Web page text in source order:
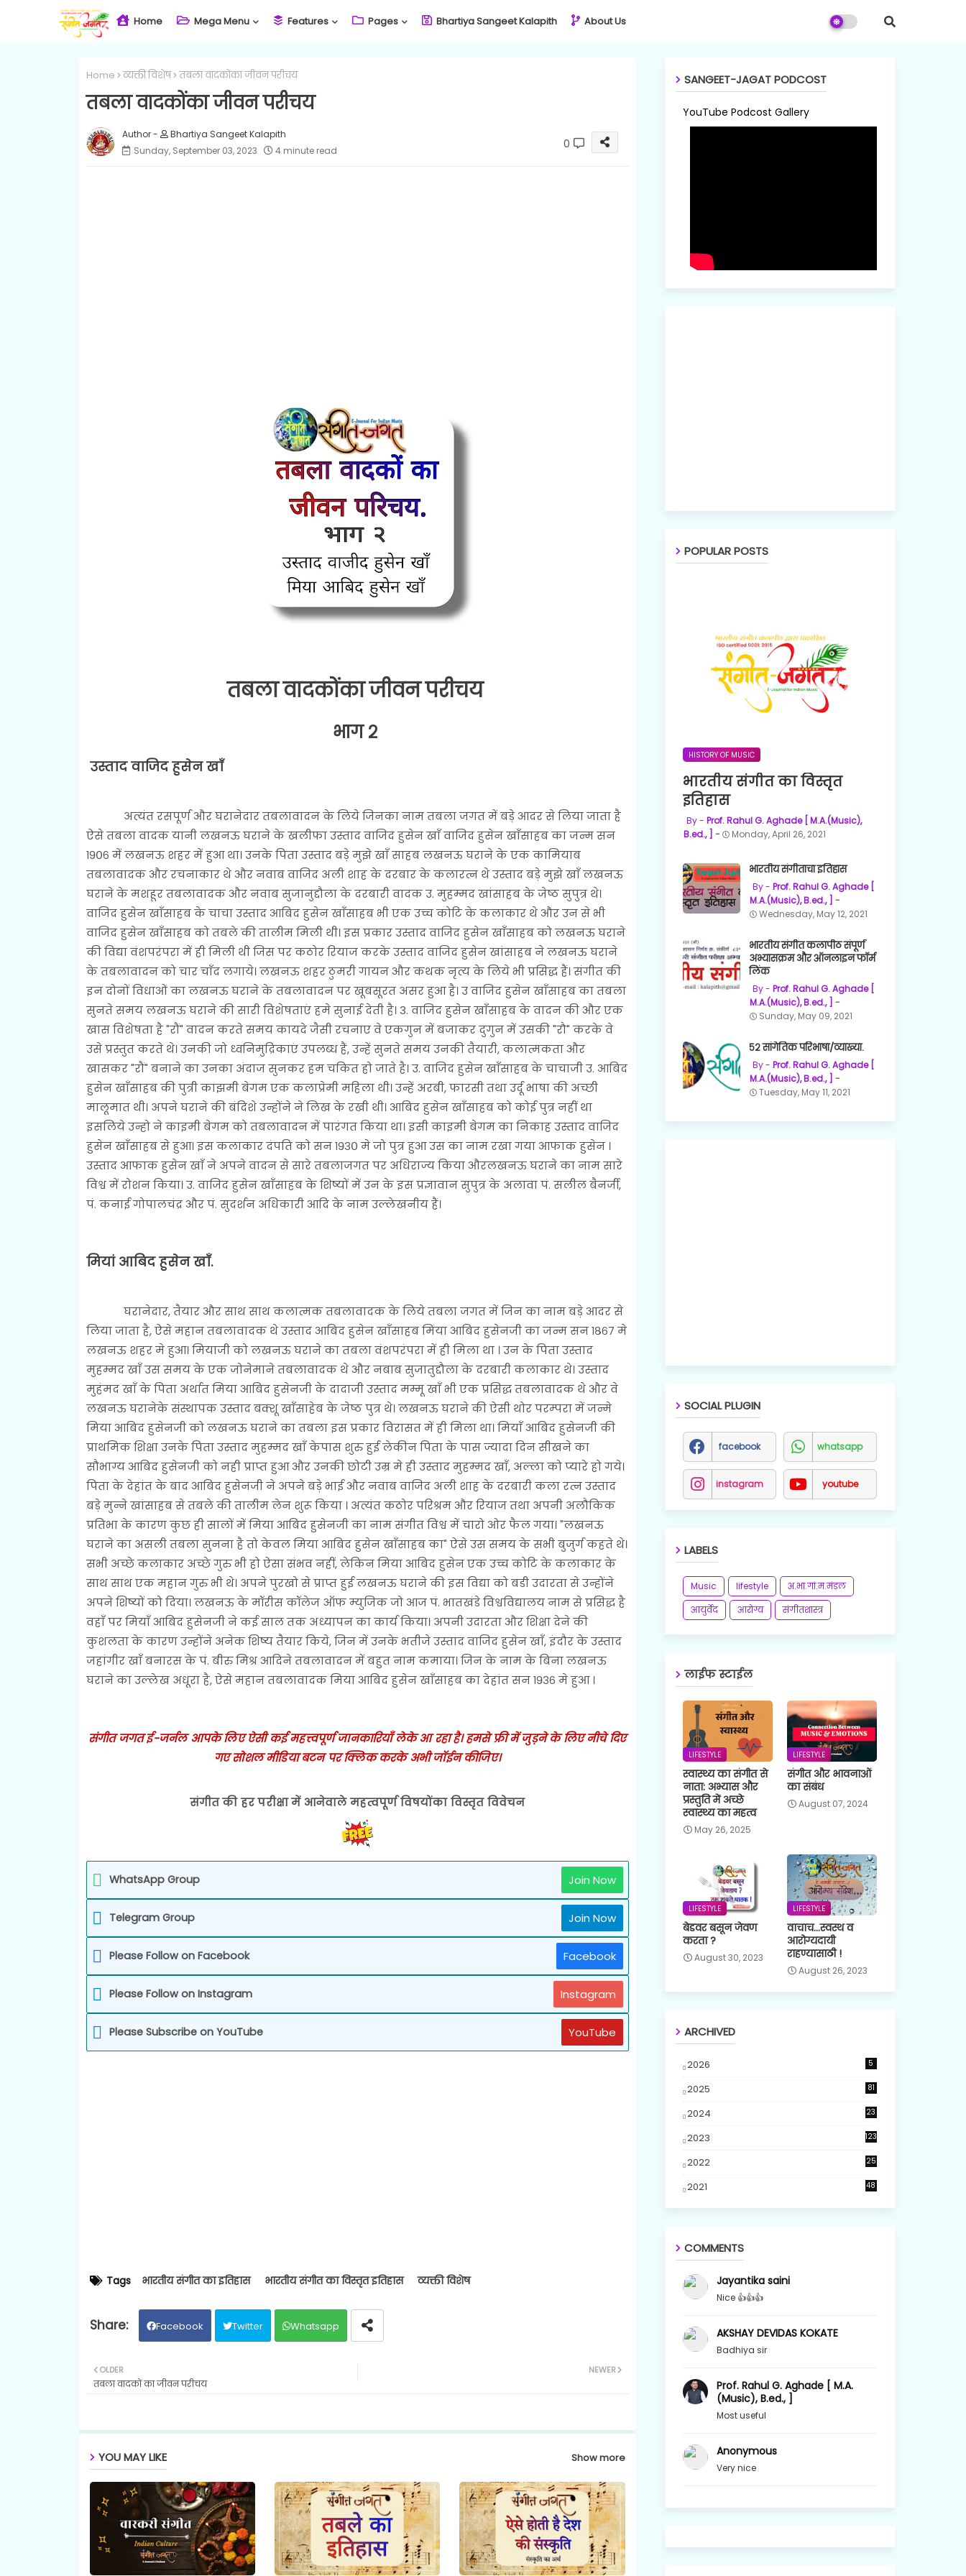
Home Mega Menu Features Pages Bhartiya Sangeet Kalapith About Us
Home व्यक्ती विशेष तबला वादकोंका जीवन परीचय
तबला वादकोंका जीवन परीचय
Bhartiya Sangeet Kalapith
Sunday, September 03, 2023
4 minute read 0
तबला वादकोंका जीवन परीचय
भाग २
उस्ताद वाजिद हुसेन खाँ
अत्यंत रसपूर्ण और घरानेदार तबलावादन के लिये जिनका नाम तबला जगत में बड़े आदर से लिया जाता है
ऐसे तबला वादक यानी लखनऊ घराने के खलीफा उस्ताद वाजिद हुसेन खाँ वाजिद हुसेन खाँसाहब का जन्म सन
१९०६ में लखनऊ शहर में हुआ था। उनके पिता उस्ताद बड़े मुझे खाँ साहब लखनऊ घराने के एक कामियाब
तबलावादक और रचनाकार थे और नवाब वाजिद अली शाह के दरबार के कलारत्न थे उस्ताद बड़े मुझे खाँ लखनऊ
घराने के मशहूर तबलावादक और नवाब सुजानुद्दौला के दरबारी वादक उ. मुहम्मद खांसाहब के जेष्ठ सुपुत्र थे।
वाजिद हुसेन खाँसाहब के चाचा उस्ताद आबिद हुसेन खाँसाहब भी एक उच्च कोटि के कलाकार थे और उन से भी
वाजिद हुसेन खाँसाहब को तबले की तालीम मिली थी। इस प्रकार उस्ताद वाजिद हुसेन खाँसाहब को लखनऊ घराने
की विद्या वंशपरंपरा में ही मिली थी जिस पर कठोर रियाज करके उस्ताद वाजिद हुसेन खांसाहब ने लखनऊ घराने
के तबलावादन को चार चाँद लगाये। लखनऊ शहर ठुमरी गायन और कथक नृत्य के लिये भी प्रसिद्ध हैं। संगीत की
इन दोनों विधाओं का लखनऊ घराने के तबलावादन पर खूबसूरत असर हुआ है। उ वाजिद हुसेन खाँसाहब का तबला
सुनते समय लखनऊ घराने की सारी विशेषताएं हमे सुनाई देती है। 3. वाजिद हुसेन खाँसाहब के वादन की और एक
खास विशेषता है "रौं" वादन करते समय कायदे जैसी रचनाए वे एकगुन में बजाकर दुगुन में उसकी "रौ" करके वे
उसे प्रस्तुत करते थे। उनकी जो ध्वनिमुद्रिकाएं उपलब्ध हैं, उन्हें सुनते समय उनकी तैयारी, कलात्मकता और
खासकर "रौं" बनाने का उनका अंदाज सुनकर हम चकित हो जाते है। उ. वाजिद हुसेन खाँसाहब के चाचाजी उ. आबिद
हुसेन खाँसाहब की पुत्री काझमी बेगम एक कलाप्रेमी महिला थी। उन्हें अरबी, फारसी तथा उर्दू भाषा की अच्छी
मालूमात थी। अपने घराने की बंदिशे उन्होंने ने लिख के रखी थी। आबिद हुसेन खाँसाहब को कोई पुत्र नहीं था
इसलिये उन्हो ने काइमी बेगम को तबलावादन में पारंगत किया था। इसी काइमी बेगम का निकाह उस्ताद वाजिद
हुसेन खाँसाहब से हुआ। इस कलाकार दंपति को सन १९३० मे जो पुत्र हुआ उस का नाम रखा गया आफाक हुसेन ।
उस्ताद आफाक हुसेन खाँ ने अपने वादन से सारे तबलाजगत पर अधिराज्य किया औरलखनऊ घराने का नाम सारे
विश्व में रोशन किया। उ. वाजिद हुसेन खाँसाहब के शिष्यों में उन के इस प्रज्ञावान सुपुत्र के अलावा पं. सलील बैनर्जी,
पं. कनाई गोपालचंद्र और पं. सुदर्शन अधिकारी आदि के नाम उल्लेखनीय हैं।
मियां आबिद हुसेन खाँ.
घरानेदार, तैयार और साथ साथ कलात्मक तबलावादक के लिये तबला जगत में जिन का नाम बड़े आदर से
लिया जाता है, ऐसे महान तबलावादक थे उस्ताद आबिद हुसेन खाँसाहब मिंया आबिद हुसेनजी का जन्म सन १८६७ मे
लखनऊ शहर मे हुआ। मियाजी को लखनऊ घराने का तबला वंशपरंपरा में ही मिला था । उन के पिता उस्ताद
मुहम्मद खाँ उस समय के एक जोनेमाने तबलावादक थे और नबाब सुजातुद्दौला के दरबारी कलाकार थे। उस्ताद
मुहंमद खाँ के पिता अर्थात मिया आबिद हुसेनजी के दादाजी उस्ताद मम्मू खाँ भी एक प्रसिद्ध तबलावादक थे और वे
लखनऊ घरानेके संस्थापक उस्ताद बक्शू खाँसाहेब के जेष्ठ पुत्र थे। लखनऊ घराने की ऐसी थोर परम्परा में जन्मे
मिया आबिद हुसेनजी को लखनऊ घराने का तबला इस प्रकार विरासत में ही मिला था। मियाँ आबिद हुसेनजी की
प्राथमिक शिक्षा उनके पिता उस्ताद मुहम्मद खाँ केपास शुरु हुई लेकीन पिता के पास ज्यादा दिन सीखने का
सौभाग्य आबिद हुसेनजी को नही प्राप्त हुआ और उनकी छोटी उम्र मे ही उस्ताद मुहम्मद खाँ, अल्ला को प्यारे हो गये।
पिता के देहांत के बाद आबिद हुसेनजी ने अपने बड़े भाई और नवाब वाजिद अली शाह के दरबारी कला रत्न उस्ताद
बड़े मुन्ने खांसाहब से तबले की तालीम लेन शुरू किया । अत्यंत कठोर परिश्रम और रियाज तथा अपनी अलौकिक
प्रतिभा के कारण कुछ ही सालों में मिया आबिद हुसेनजी का नाम संगीत विश्व में चारो ओर फैल गया। "लखनऊ
घराने का असली तबला सुनना है तो केवल मिया आबिद हुसेन खाँसाहब का" ऐसे उस समय के सभी बुजुर्ग कहते थे।
सभी अच्छे कलाकार अच्छे गुरु भी हो ऐसा संभव नहीं, लेकिन मिया आबिद हुसेन एक उच्च कोटि के कलाकार के
साथ साथ एक महान गुरु भी थे। अपने पुरखो से प्राप्त हुई लखनऊ घराने की इस विद्या को बडी उदारता से उन्होंने
अपने शिष्यों को दिया। लखनऊ के मॉरीस कॉलेज ऑफ म्युजिक जो आज पं. भातखंडे विश्वविद्यालय नाम से प्रसिद्ध है
वहाँ पर मियाँ आबिद हुसेनजी ने कई साल तक अध्यापन का कार्य किया। अपनी उदारता और शिक्षा देने की
कुशलता के कारण उन्होंने अनेक शिष्य तैयार किये, जिन में उनके भतीजे उस्ताद वाजिद हुसेन खाँ, इंदौर के उस्ताद
जहांगीर खाँ बनारस के पं. बीरु मिश्र आदिने तबलावादन में बहुत नाम कमाया। जिन के नाम के बिना लखनऊ
घराने का उल्लेख अधूरा है, ऐसे महान तबलावादक मिया आबिद हुसेन खाँसाहब का देहांत सन १९३६ मे हुआ ।
संगीत जगत ई-जर्नल आपके लिए ऐसी कई महत्त्वपूर्ण जानकारियाँ लेके आ रहा है। हमसे फ्री में जुड़ने के लिए नीचे दिए
गए सोशल मीडिया बटन पर क्लिक करके अभी जॉईन कीजिए।
संगीत की हर परीक्षा में आनेवाले महत्वपूर्ण विषयोंका विस्तृत विवेचन
WhatsApp Group Join Now
Telegram Group Join Now
Please Follow on Facebook Facebook
Please Follow on Instagram Instagram
Please Subscribe on YouTube YouTube
Tags भारतीय संगीत का इतिहास भारतीय संगीत का विस्तृत इतिहास व्यक्ती विशेष
Facebook Twitter Whatsapp
NEWER
OLDER
तबला वादकों का जीवन परीचय
YOU MAY LIKE Show more
SANGEET-JAGAT PODCOST
YouTube Podcost Gallery
POPULAR POSTS
HISTORY OF MUSIC
भारतीय संगीत का विस्तृत
इतिहास
Prof. Rahul G. Aghade [ M.A.(Music),
B.ed., ]
Monday, April 26, 2021
भारतीय संगीताचा इतिहास
Prof. Rahul G. Aghade [
M.A.(Music), B.ed., ]
Wednesday, May 12, 2021
भारतीय संगीत कलापीठ संपूर्ण
अभ्यासक्रम और ऑनलाइन फॉर्म
लिंक
Prof. Rahul G. Aghade [
M.A.(Music), B.ed., ]
Sunday, May 09, 2021
५२ सांगेतिक परिभाषा/व्याख्या.
Prof. Rahul G. Aghade [
M.A.(Music), B.ed., ]
Tuesday, May 11, 2021
SOCIAL PLUGIN
facebook whatsapp
instagram youtube
LABELS
Music lifestyle
अ.भा.गां.म.मंडल
आयुर्वेद
आरोग्य संगीतशास्त्र
लाईफ स्टाईल
LIFESTYLE
स्वास्थ्य का संगीत से
नाता: अभ्यास और
प्रस्तुति में अच्छे
स्वास्थ्य का महत्व
May 26, 2025
LIFESTYLE
संगीत और भावनाओं
का संबंध
August 07, 2024
LIFESTYLE
बेडवर बसून जेवण
करता ?
August 30, 2023
LIFESTYLE
वाचाच...स्वस्थ व
आरोग्यदायी
राहण्यासाठी !
August 26, 2023
ARCHIVED
2026 5
2025 81
2024
23
2023 123
2022 25
2021 48
COMMENTS
Jayantika saini
Nice 👍👍👍
AKSHAY DEVIDAS KOKATE
Badhiya sir
Prof. Rahul G. Aghade [ M.A.
(Music), B.ed., ]
Most useful
Anonymous
Very nice